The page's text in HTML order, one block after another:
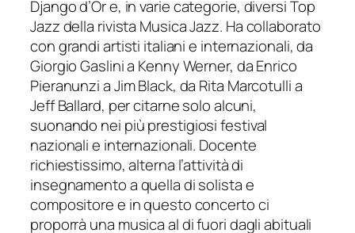
Django d’Ore, in varie categorie, diversiTop
Jazzdella rivista Musica Jazz. Ha collaborato
con grandi artisti italiani e internazionali, da
Giorgio Gaslini a Kenny Werner, da Enrico
Pieranunzi a Jim Black, da Rita Marcotulli a
Jeff Ballard, per citarne solo alcuni,
suonando nei piùprestigiosi festival
nazionali e internazionali. Docente
richiestissimo, alterna l’attività di
insegnamento a quella di solista e
compositore e in questo concerto ci
proporrà una musica al di fuori dagli abituali